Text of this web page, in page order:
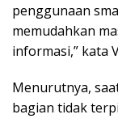
penggunaan
memudahkan
informasi,” kata
Menurutnya,
bagian tidak